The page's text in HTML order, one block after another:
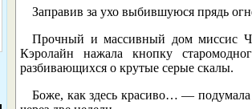
Заправив за ухо выбившуюся прядь
Прочный и массивный дом миссис
Кэролайн нажала кнопку
разбивающихся о крутые серые скалы.
Боже, как здесь красиво… —